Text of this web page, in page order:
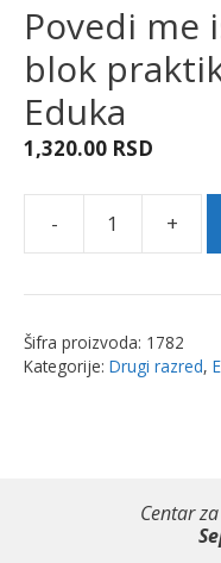
Povedi me
blok
Eduka
1,320.00 RSD
-
2
|
+
Šifra proizvoda: 1782
Kategorije: Drugi razred,
Centar